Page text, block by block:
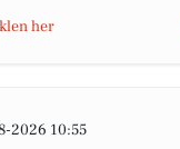
her
2026 10:55